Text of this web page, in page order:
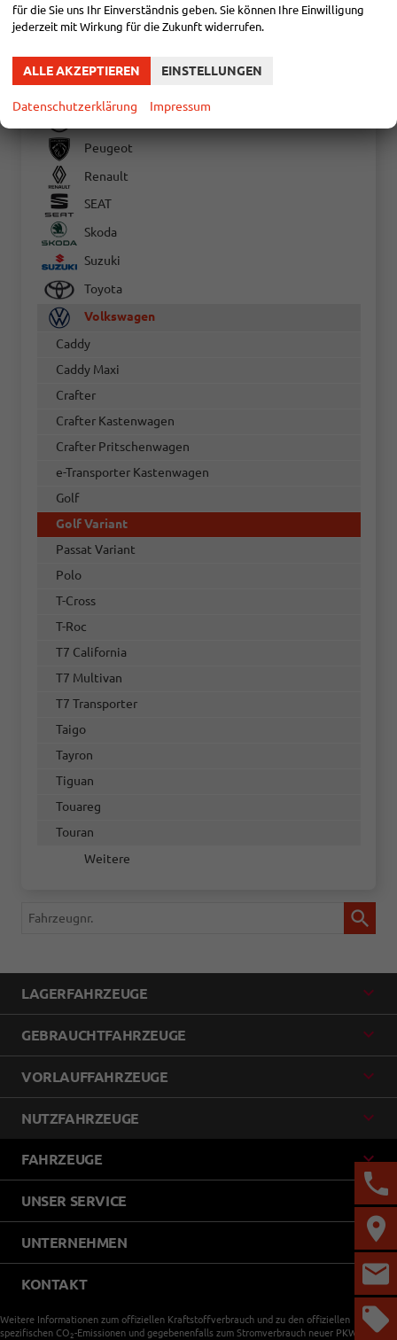
Mercedes-Benz
Mitsubishi
Peugeot
Renault
SEAT
Skoda
Suzuki
Toyota
Volkswagen
Caddy
Caddy Maxi
Crafter
Crafter Kastenwagen
Crafter Pritschenwagen
e-Transporter Kastenwagen
Golf
Golf Variant
Passat Variant
Polo
T-Cross
T-Roc
T7 California
T7 Multivan
T7 Transporter
Taigo
Tayron
Tiguan
Touareg
Touran
Weitere
Fahrzeugnr.
LAGERFAHRZEUGE
GEBRAUCHTFAHRZEUGE
VORLAUFFAHRZEUGE
NUTZFAHRZEUGE
FAHRZEUGE
UNSER SERVICE
UNTERNEHMEN
KONTAKT
Weitere Informationen zum offiziellen Kraftstoffverbrauch und zu den offiziellen
spezifischen CO 2-Emissionen und gegebenenfalls zum Stromverbrauch neuer PKW können
für die Sie uns Ihr Einverständnis geben. Sie können Ihre Einwilligung
jederzeit mit Wirkung für die Zukunft widerrufen.
ALLE AKZEPTIEREN EINSTELLUNGEN
Datenschutzerklärung Impressum